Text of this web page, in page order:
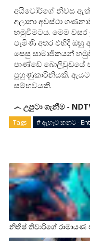
අයිවෝර්ගේ නිවස
අලානා අවස්ථා
හමුවීමටය. මෙම වසර
පැමිණි අතර එහිදී ඔහු
සෙසු සාමාජිකයන්
පාණ්ඩේ බොලිවුඩයේ
පුහුණුකාරිනියකි.
සම්භවයකි.
෴ උපුටා ගැනීම -
Tags # ඇහැට කනට -
නිතිෂ් තිවාරිගේ රාමායණ